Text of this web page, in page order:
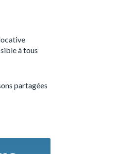
à tous
partagées